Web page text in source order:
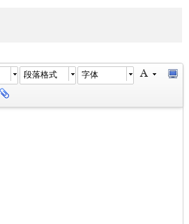
段落格式 字体